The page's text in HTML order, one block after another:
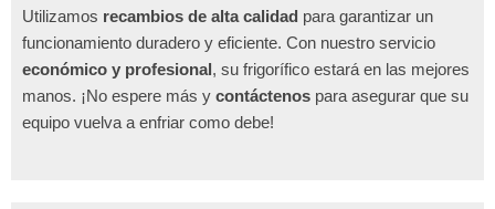
Utilizamos recambios de alta calidad para garantizar un
funcionamiento duradero y eficiente. Con nuestro servicio
económico y profesional, su frigorífico estará en las mejores
manos. ¡No espere más y contáctenos para asegurar que su
equipo vuelva a enfriar como debe!